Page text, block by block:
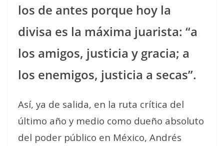
los de antes porque hoy la
divisa es la máxima juarista: “a
los amigos, justicia y gracia; a
los enemigos, justicia a secas”.
Así, ya de salida, en la ruta crítica del
último año y medio como dueño absoluto
del poder público en México, Andrés